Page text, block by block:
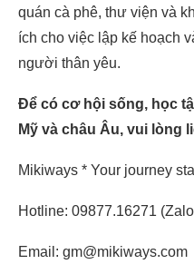
quán cà phê, thư viện và
ích cho việc lập kế hoạch
người thân yêu.
Để có cơ hội sống, học
Mỹ và châu Âu, vui lòng
Mikiways * Your journey
Hotline: 09877.16271
Email: gm@mikiways.com